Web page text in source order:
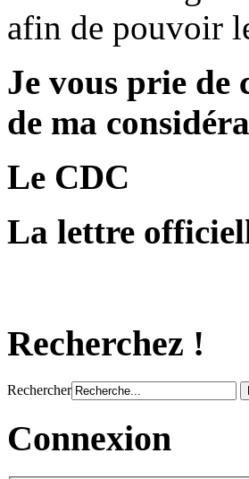
afin de pouvoir
Je vous prie de
de ma
Le CDC
La lettre
Recherchez !
Rechercher
Connexion